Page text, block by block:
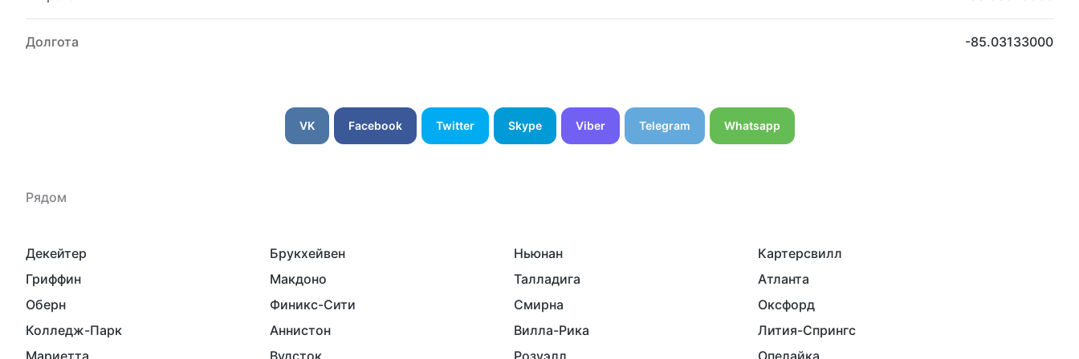
Долгота -85.03133000
VK Facebook Twitter Skype Viber Telegram Whatsapp
Рядом
Декейтер Брукхейвен Ньюнан
Картерсвилл
Гриффин
Макдоно Талладига
Атланта
Оберн
Финикс-Сити Смирна
Оксфорд
Колледж-Парк
Аннистон Вилла-Рика
Лития-Спрингс
Мариетта
Вудсток Розуэлл Опелайка